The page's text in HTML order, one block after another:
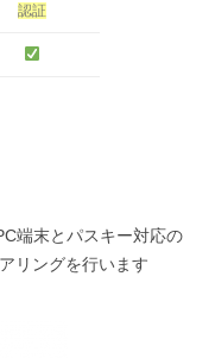
認証
端末とパスキー対応の
リングを行います